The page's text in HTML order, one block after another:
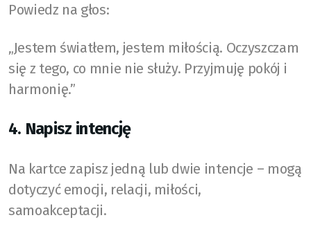
Powiedz na głos:
„Jestem światłem, jestem miłością. Oczyszczam
się z tego, co mnie nie służy. Przyjmuję pokój i
harmonię.”
4. Napisz intencję
Na kartce zapisz jedną lub dwie intencje – mogą
dotyczyć emocji, relacji, miłości,
samoakceptacji.